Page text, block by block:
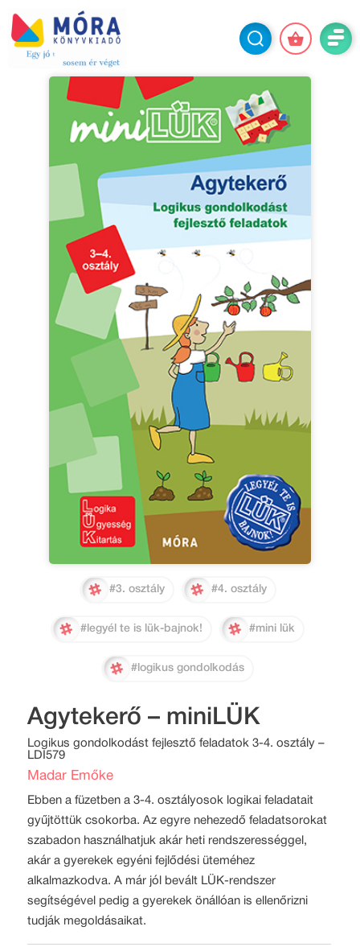
#3. osztály #4. osztály
#legyél te is lük-bajnok! #mini lük
#logikus gondolkodás
Agytekerő – miniLÜK
Logikus gondolkodást fejlesztő feladatok 3-4. osztály –
LDI579
Madar Emőke
Ebben a füzetben a 3-4. osztályosok logikai feladatait
gyűjtöttük csokorba. Az egyre nehezedő feladatsorokat
szabadon használhatjuk akár heti rendszerességgel,
akár a gyerekek egyéni fejlődési üteméhez
alkalmazkodva. A már jól bevált LÜK-rendszer
segítségével pedig a gyerekek önállóan is ellenőrizni
tudják megoldásaikat.